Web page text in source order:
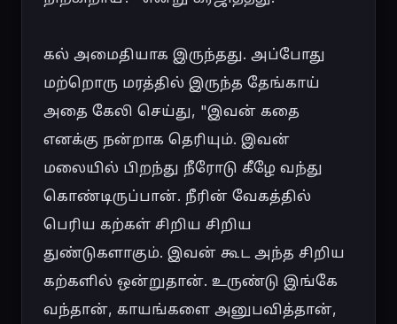
கல் அமைதியாக இருந்தது. அப்போது
மற்றொரு மரத்தில் இருந்த தேங்காய்
அதை கேலி செய்து, "இவன் கதை
எனக்கு நன்றாக தெரியும். இவன்
மலையில் பிறந்து நீரோடு கீழே வந்து
கொண்டிருப்பான். நீரின் வேகத்தில்
பெரிய கற்கள் சிறிய சிறிய
துண்டுகளாகும். இவன் கூட அந்த சிறிய
கற்களில் ஒன்றுதான். உருண்டு இங்கே
வந்தான், காயங்களை அனுபவித்தான்,